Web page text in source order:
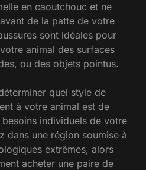
en caoutchouc et ne
de la patte de votre
sont idéales pour
animal des surfaces
ou des objets pointus.
quel style de
à votre animal est de
individuels de votre
dans une région soumise à
extrêmes, alors
acheter une paire de